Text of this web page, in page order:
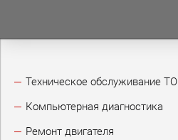
Техническое обслуживание ТО
Компьютерная диагностика
Ремонт двигателя